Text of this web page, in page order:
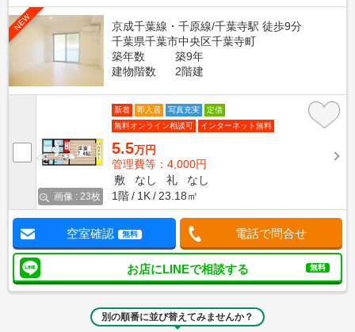
NEW
京成千葉線・千原線/千葉寺駅 徒歩9分
千葉県千葉市中央区千葉寺町
築年数
築9年
建物階数
2階建
画像 : 23枚
新着 即入居 写真充実
定借
無料オンライン相談可
インターネット無料
5.5万円
管理費等：4,000円
敷
なし 礼
なし
1階
1K 23.18㎡
空室確認 無料 電話で問合せ
お店にLINEで相談する 無料
別の順番に並び替えてみませんか？